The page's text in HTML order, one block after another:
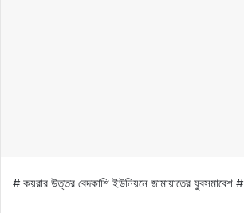
# কয়রার উত্তর বেদকাশি ইউনিয়নে জামায়াতের যুবসমাবেশ #